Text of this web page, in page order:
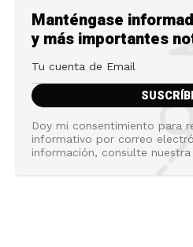
2 months
JAPÓN del
2 months
El castillo
cae a
Manténgase
y más importantes
Doy mi consentimiento para
informativo por correo
información, consulte nuestra